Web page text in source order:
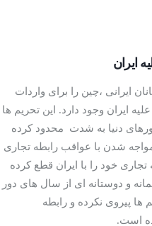
ایران
ایرانی ،چین را برای واردات
ایران وجود دارد. این تحریم ها
دنیا به شدت محدود کرده
شدن با عواقب رابطه تجاری
تجاری خود را با ایران قطع کرده
و دوستانه ای از سال های دور
ها پیروی نکرده و رابطه
است.